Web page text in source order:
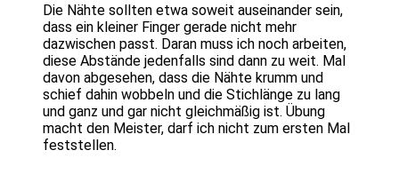
Die Nähte sollten etwa soweit auseinander sein,
dass ein kleiner Finger gerade nicht mehr
dazwischen passt. Daran muss ich noch arbeiten,
diese Abstände jedenfalls sind dann zu weit. Mal
davon abgesehen, dass die Nähte krumm und
schief dahin wobbeln und die Stichlänge zu lang
und ganz und gar nicht gleichmäßig ist. Übung
macht den Meister, darf ich nicht zum ersten Mal
feststellen.